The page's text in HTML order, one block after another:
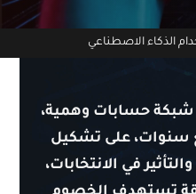
الذكاء الاصطناعي
حسابات وهمية،
سنوات، على تشكيل
في الانتخابات،